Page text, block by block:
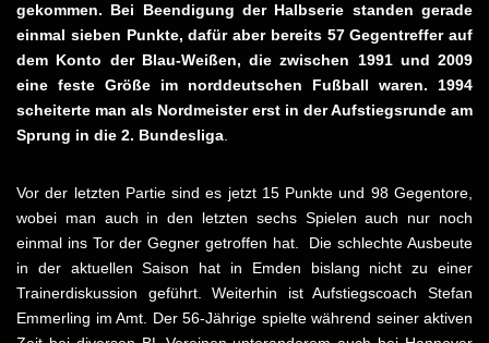
gekommen. Bei Beendigung der Halbserie standen gerade
einmal sieben Punkte, dafür aber bereits 57 Gegentreffer auf
dem Konto der Blau-Weißen, die zwischen 1991 und 2009
eine feste Größe im norddeutschen Fußball waren. 1994
scheiterte man als Nordmeister erst in der Aufstiegsrunde am
Sprung in die 2. Bundesliga.
Vor der letzten Partie sind es jetzt 15 Punkte und 98 Gegentore,
wobei man auch in den letzten sechs Spielen auch nur noch
einmal ins Tor der Gegner getroffen hat. Die schlechte Ausbeute
in der aktuellen Saison hat in Emden bislang nicht zu einer
Trainerdiskussion geführt. Weiterhin ist Aufstiegscoach Stefan
Emmerling im Amt. Der 56-Jährige spielte während seiner aktiven